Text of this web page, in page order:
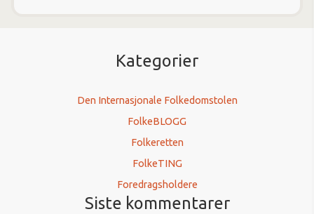
Kategorier
Den Internasjonale Folkedomstolen
FolkeBLOGG
Folkeretten
FolkeTING
Foredragsholdere
Siste kommentarer